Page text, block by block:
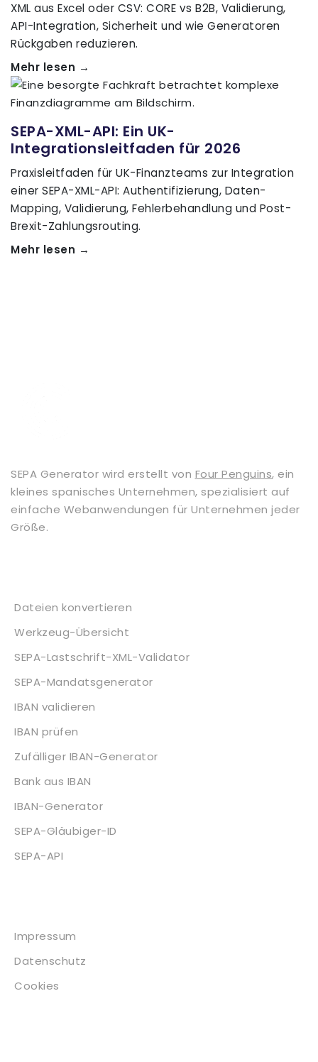
XML aus Excel oder CSV: CORE vs B2B, Validierung,
API-Integration, Sicherheit und wie Generatoren
Rückgaben reduzieren.
Mehr lesen →
SEPA-XML-API: Ein UK-
Integrationsleitfaden für 2026
Praxisleitfaden für UK-Finanzteams zur Integration
einer SEPA-XML-API: Authentifizierung, Daten-
Mapping, Validierung, Fehlerbehandlung und Post-
Brexit-Zahlungsrouting.
Mehr lesen →
SEPA Generator wird erstellt von Four Penguins, ein
kleines spanisches Unternehmen, spezialisiert auf
einfache Webanwendungen für Unternehmen jeder
Größe.
Dateien konvertieren
Werkzeug-Übersicht
SEPA-Lastschrift-XML-Validator
SEPA-Mandatsgenerator
IBAN validieren
IBAN prüfen
Zufälliger IBAN-Generator
Bank aus IBAN
IBAN-Generator
SEPA-Gläubiger-ID
SEPA-API
Impressum
Datenschutz
Cookies